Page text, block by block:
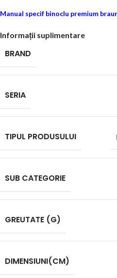
Manual specif binoclu premium
Informații suplimentare
BRAND
SERIA
TIPUL PRODUSULUI
SUB CATEGORIE
GREUTATE (G)
DIMENSIUNI(CM)